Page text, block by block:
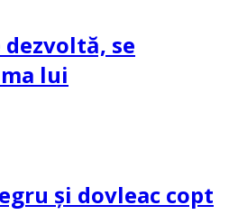
dezvoltă, se
lui
și dovleac copt